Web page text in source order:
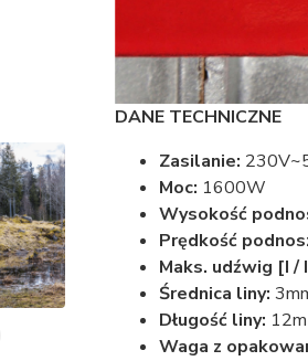
DANE TECHNICZNE
Zasilanie:
Moc: 1600W
Wysokość
Prędkość
Maks. udźwig [I /
Średnica liny:
Długość liny: 12m
Waga z